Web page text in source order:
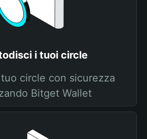
i tuoi circle
circle con sicurezza
Bitget Wallet